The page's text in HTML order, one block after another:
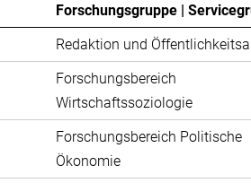
Forschungsgruppe |
Redaktion und
Forschungsbereich
Wirtschaftssoziologie
Forschungsbereich Politische
Ökonomie